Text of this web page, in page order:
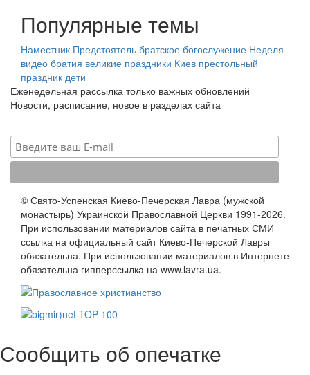
Популярные темы
Наместник Предстоятель братское богослужение Неделя
видео братия великие праздники Киев престольный
праздник дети
Еженедельная рассылка только важных обновлений
Новости, расписание, новое в разделах сайта
© Свято-Успенская Киево-Печерская Лавра (мужской
монастырь) Украинской Православной Церкви 1991-2026.
При использовании материалов сайта в печатных СМИ
ссылка на официальный сайт Киево-Печерской Лавры
обязательна. При использовании материалов в Интернете
обязательна гипперссылка на www.lavra.ua.
Сообщить об опечатке